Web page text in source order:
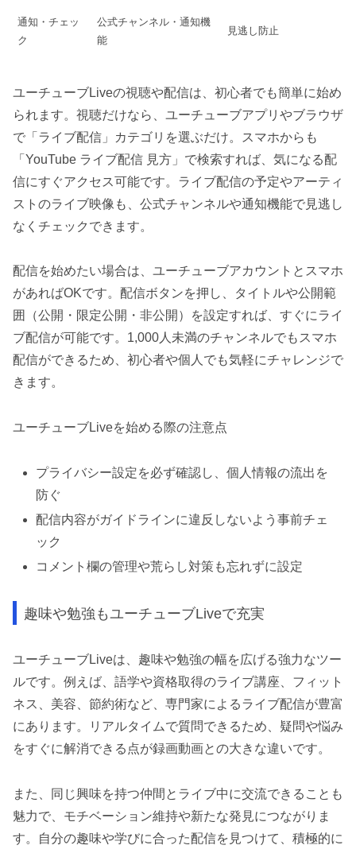
通知・チェッ
ク
公式チャンネル・通知機
能
見逃し防止
ユーチューブLiveの視聴や配信は、初心者でも簡単に始め
られます。視聴だけなら、ユーチューブアプリやブラウザ
で「ライブ配信」カテゴリを選ぶだけ。スマホからも
「YouTube ライブ配信 見方」で検索すれば、気になる配
信にすぐアクセス可能です。ライブ配信の予定やアーティ
ストのライブ映像も、公式チャンネルや通知機能で見逃し
なくチェックできます。
配信を始めたい場合は、ユーチューブアカウントとスマホ
があればOKです。配信ボタンを押し、タイトルや公開範
囲（公開・限定公開・非公開）を設定すれば、すぐにライ
ブ配信が可能です。1,000人未満のチャンネルでもスマホ
配信ができるため、初心者や個人でも気軽にチャレンジで
きます。
ユーチューブLiveを始める際の注意点
プライバシー設定を必ず確認し、個人情報の流出を
防ぐ
配信内容がガイドラインに違反しないよう事前チェ
ック
コメント欄の管理や荒らし対策も忘れずに設定
趣味や勉強もユーチューブLiveで充実
ユーチューブLiveは、趣味や勉強の幅を広げる強力なツー
ルです。例えば、語学や資格取得のライブ講座、フィット
ネス、美容、節約術など、専門家によるライブ配信が豊富
にあります。リアルタイムで質問できるため、疑問や悩み
をすぐに解消できる点が録画動画との大きな違いです。
また、同じ興味を持つ仲間とライブ中に交流できることも
魅力で、モチベーション維持や新たな発見につながりま
す。自分の趣味や学びに合った配信を見つけて、積極的に